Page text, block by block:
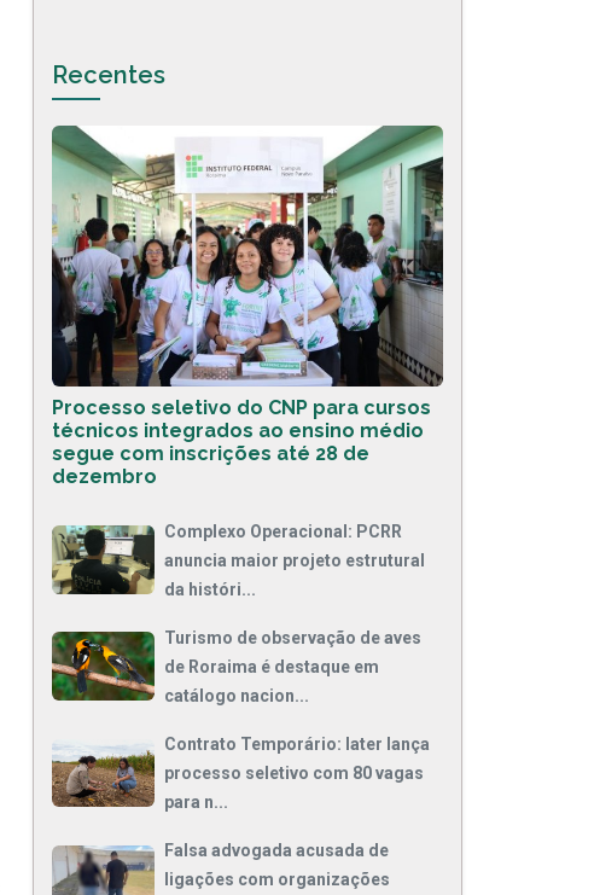
Recentes
Processo seletivo do CNP para cursos
técnicos integrados ao ensino médio
segue com inscrições até 28 de
dezembro
Complexo Operacional: PCRR
anuncia maior projeto estrutural
da históri...
Turismo de observação de aves
de Roraima é destaque em
catálogo nacion...
Contrato Temporário: Iater lança
processo seletivo com 80 vagas
para n...
Falsa advogada acusada de
ligações com organizações